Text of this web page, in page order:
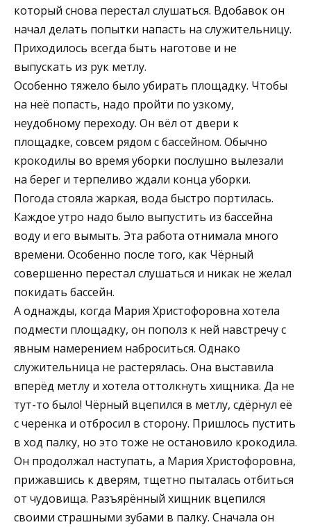
который снова перестал слушаться. Вдобавок он
начал делать попытки напасть на служительницу.
Приходилось всегда быть наготове и не
выпускать из рук метлу.
Особенно тяжело было убирать площадку. Чтобы
на неё попасть, надо пройти по узкому,
неудобному переходу. Он вёл от двери к
площадке, совсем рядом с бассейном. Обычно
крокодилы во время уборки послушно вылезали
на берег и терпеливо ждали конца уборки.
Погода стояла жаркая, вода быстро портилась.
Каждое утро надо было выпустить из бассейна
воду и его вымыть. Эта работа отнимала много
времени. Особенно после того, как Чёрный
совершенно перестал слушаться и никак не желал
покидать бассейн.
А однажды, когда Мария Христофоровна хотела
подмести площадку, он пополз к ней навстречу с
явным намерением наброситься. Однако
служительница не растерялась. Она выставила
вперёд метлу и хотела оттолкнуть хищника. Да не
тут-то было! Чёрный вцепился в метлу, сдёрнул её
с черенка и отбросил в сторону. Пришлось пустить
в ход палку, но это тоже не остановило крокодила.
Он продолжал наступать, а Мария Христофоровна,
прижавшись к дверям, тщетно пыталась отбиться
от чудовища. Разъярённый хищник вцепился
своими страшными зубами в палку. Сначала он